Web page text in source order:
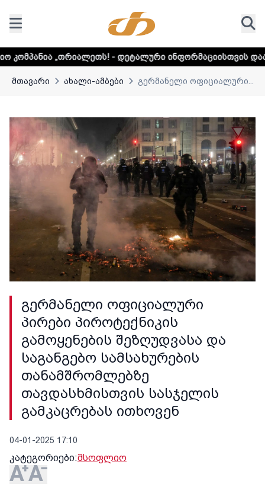
- დეტალური ინფორმაციისთვის დააკლიკეთ ლინკს
მთავარი ახალი-ამბები გერმანელი ოფიციალური...
გერმანელი ოფიციალური
პირები პიროტექნიკის
გამოყენების შეზღუდვასა და
საგანგებო სამსახურების
თანამშრომლებზე
თავდასხმისთვის სასჯელის
გამკაცრებას ითხოვენ
04-01-2025 17:10
კატეგორიები:მსოფლიო